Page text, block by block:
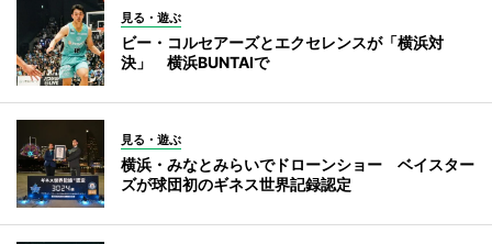
見る・遊ぶ
ビー・コルセアーズとエクセレンスが「横浜対
決」 横浜BUNTAIで
見る・遊ぶ
横浜・みなとみらいでドローンショー ベイスター
ズが球団初のギネス世界記録認定